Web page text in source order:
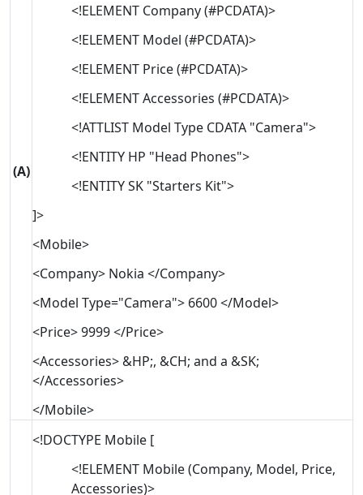
(A)
<!ELEMENT Company (#PCDATA)>
<!ELEMENT Model (#PCDATA)>
<!ELEMENT Price (#PCDATA)>
<!ELEMENT Accessories (#PCDATA)>
<!ATTLIST Model Type CDATA "Camera">
<!ENTITY HP "Head Phones">
<!ENTITY SK "Starters Kit">
]>
<Mobile>
<Company> Nokia </Company>
<Model Type="Camera"> 6600 </Model>
<Price> 9999 </Price>
<Accessories> &HP;, &CH; and a &SK;
</Accessories>
</Mobile>
<!DOCTYPE Mobile [
<!ELEMENT Mobile (Company, Model, Price,
Accessories)>